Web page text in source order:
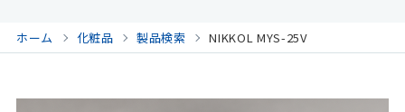
ホーム 化粧品 製品検索 NIKKOL MYS-25V